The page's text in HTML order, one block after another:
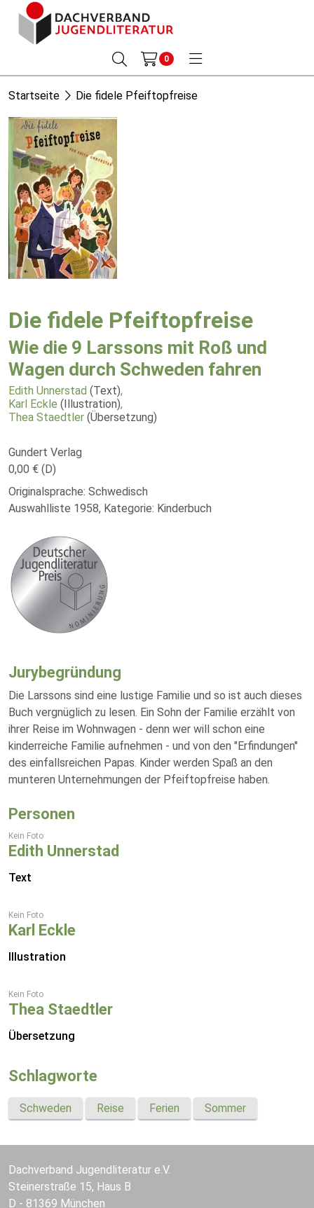
0
Startseite Die fidele Pfeiftopfreise
Die fidele Pfeiftopfreise
Wie die 9 Larssons mit Roß und
Wagen durch Schweden fahren
Edith Unnerstad (Text),
Karl Eckle (Illustration),
Thea Staedtler (Übersetzung)
Gundert Verlag
0,00 € (D)
Originalsprache: Schwedisch
Auswahlliste 1958, Kategorie: Kinderbuch
Jurybegründung
Die Larssons sind eine lustige Familie und so ist auch dieses
Buch vergnüglich zu lesen. Ein Sohn der Familie erzählt von
ihrer Reise im Wohnwagen - denn wer will schon eine
kinderreiche Familie aufnehmen - und von den "Erfindungen"
des einfallsreichen Papas. Kinder werden Spaß an den
munteren Unternehmungen der Pfeiftopfreise haben.
Personen
Kein Foto
Edith Unnerstad
Text
Kein Foto
Karl Eckle
Illustration
Kein Foto
Thea Staedtler
Übersetzung
Schlagworte
Schweden Reise Ferien Sommer
Dachverband Jugendliteratur e.V.
Steinerstraße 15, Haus B
D - 81369 München